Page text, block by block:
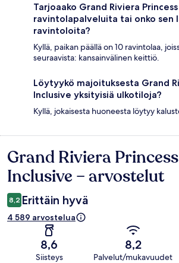
Tarjoaako Grand Riviera
ravintolapalveluita tai onko sen
ravintoloita?
Kyllä, paikan päällä on 10 ravintolaa,
seuraavista: kansainvälinen keittiö.
Löytyykö majoituksesta Grand
Inclusive yksityisiä ulkotiloja?
Kyllä, jokaisesta huoneesta löytyy
Arvostelut
Grand Riviera
Inclusive – arvostelut
8,2 Erittäin hyvä
4 589 arvostelua
8,6
Siisteys
8,2
Palvelut/mukavuudet